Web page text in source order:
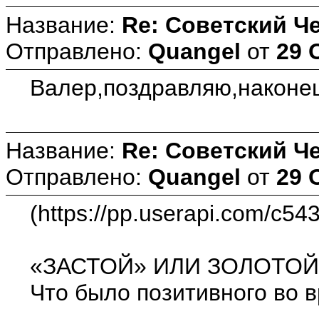
Название: Re: Советский
Отправлено: Quangel от 29
Название: Re: Советский
Отправлено: Quangel от 29
(https://pp.userapi.com/
«ЗАСТОЙ» ИЛИ
Что было позитивного во